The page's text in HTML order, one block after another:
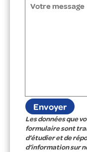
Les données que
formulaire sont
d’étudier et de
d’information sur